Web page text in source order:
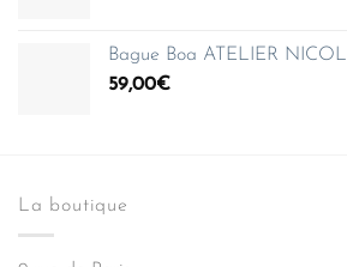
Bague Boa ATELIER NICOL
59,00€
La boutique